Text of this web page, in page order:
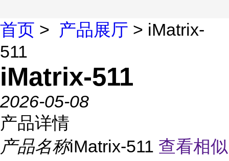
首页 > 产品展厅 > iMatrix-
511
iMatrix-511
2026-05-08
产品详情
产品名称iMatrix-511 查看相似